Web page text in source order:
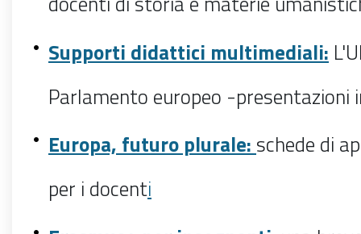
Supporti didattici multimediali:
Parlamento europeo -presentazioni
Europa, futuro plurale: schede di
per i docenti